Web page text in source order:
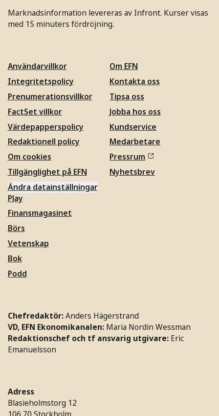
Marknadsinformation levereras av Infront. Kurser visas
med 15 minuters fördröjning.
Användarvillkor
Integritetspolicy
Prenumerationsvillkor
FactSet villkor
Värdepapperspolicy
Redaktionell policy
Om cookies
Tillgänglighet på EFN
Ändra datainställningar
Om EFN
Kontakta oss
Tipsa oss
Jobba hos oss
Kundservice
Medarbetare
Pressrum
Nyhetsbrev
Play
Finansmagasinet
Börs
Vetenskap
Bok
Podd
Chefredaktör:Anders Hägerstrand
VD, EFN Ekonomikanalen: Maria Nordin Wessman
Redaktionschef och tf ansvarig utgivare: Eric
Emanuelsson
Adress
Blasieholmstorg 12